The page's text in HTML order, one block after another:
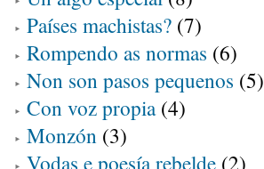
Países machistas? (7)
Rompendo as normas (6)
Non son pasos pequenos (5)
Con voz propia(4)
Monzón (3)
Vodas e poesía rebelde (2)